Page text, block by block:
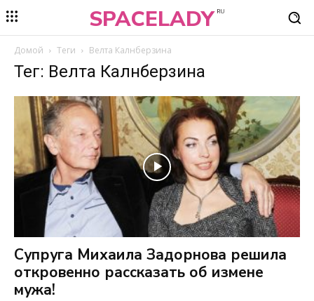
SPACELADY RU
Домой Теги Велта Калнберзина
Тег: Велта Калнберзина
Супруга Михаила Задорнова решила
откровенно рассказать об измене
мужа!